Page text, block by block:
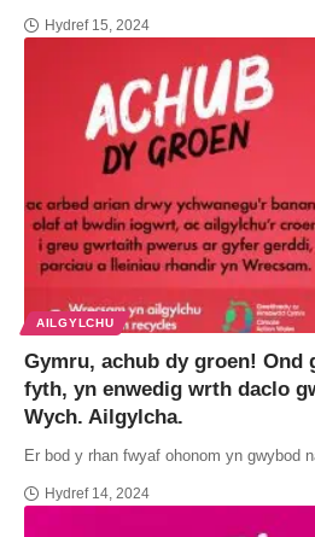
Hydref 15, 2024
AILGYLCHU
Gymru, achub dy groen! Ond
fyth, yn enwedig wrth daclo
Wych. Ailgylcha.
Er bod y rhan fwyaf ohonom yn gwybod
Hydref 14, 2024